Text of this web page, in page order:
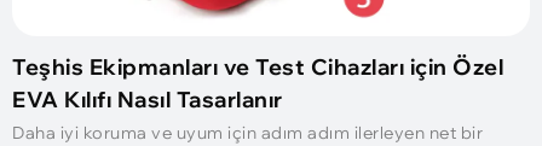
Teşhis Ekipmanları ve Test Cihazları için Özel
EVA Kılıfı Nasıl Tasarlanır
Daha iyi koruma ve uyum için adım adım ilerleyen net bir